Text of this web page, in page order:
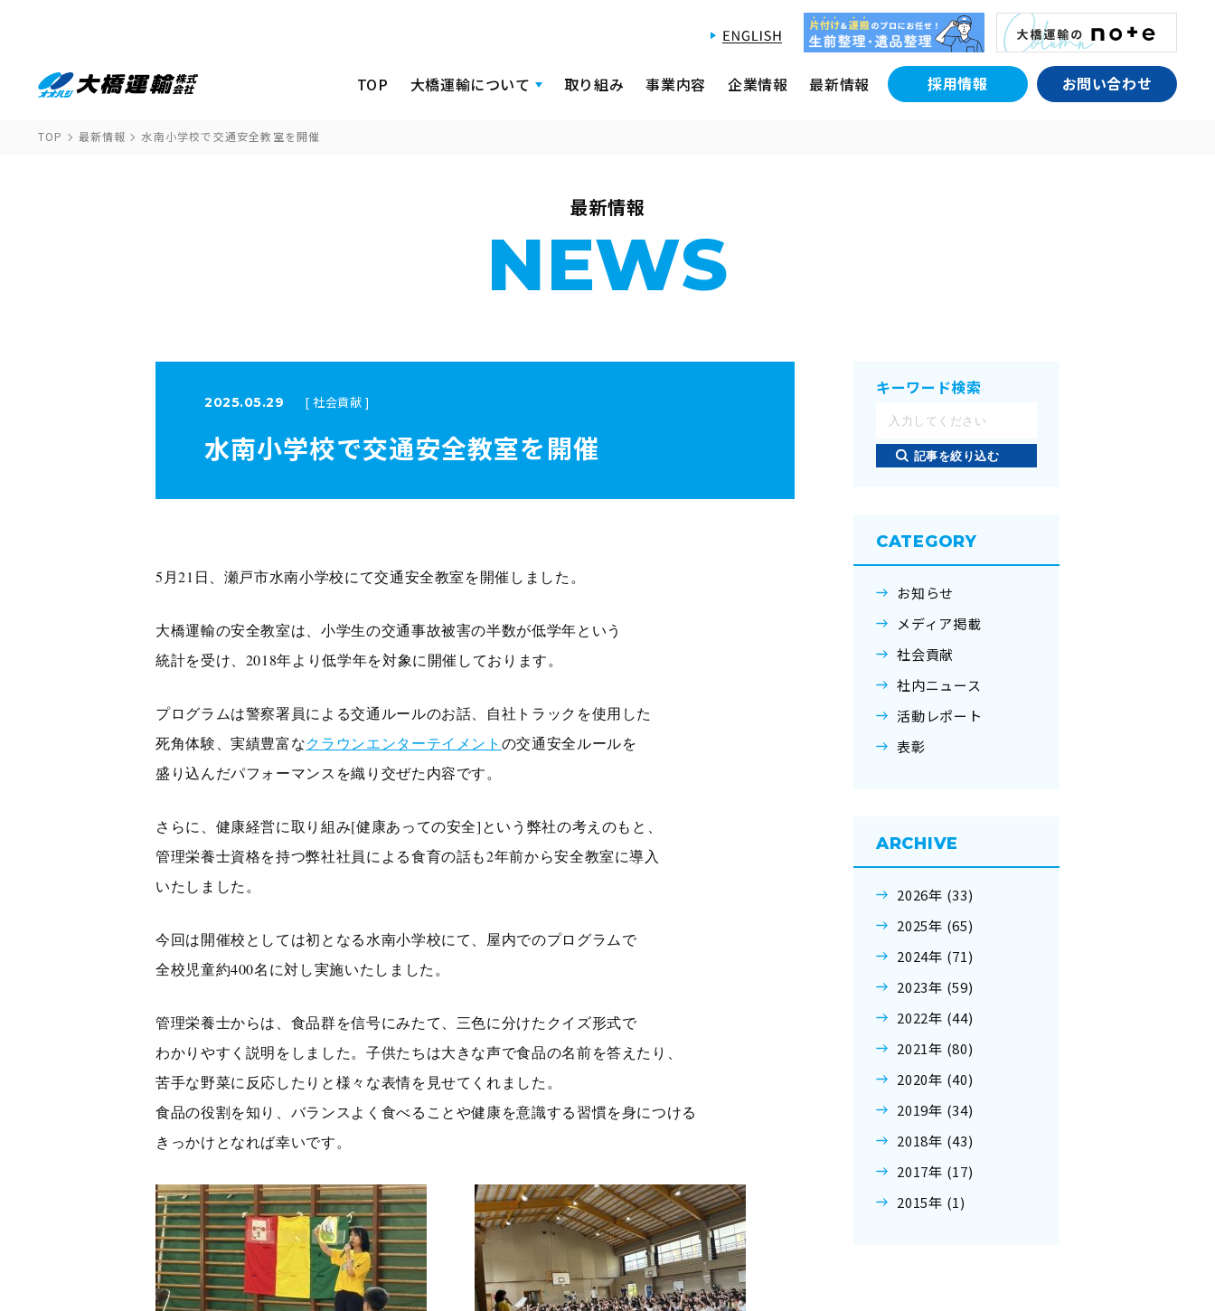
TOP 大橋運輸について 取り組み 事業内容 企業情報 最新情報 採用情報 お問い合わせ
TOP 最新情報 水南小学校で交通安全教室を開催
最新情報
NEWS
2025.05.29 [ 社会貢献 ]
水南小学校で交通安全教室を開催
5月21日、瀬戸市水南小学校にて交通安全教室を開催しました。
大橋運輸の安全教室は、小学生の交通事故被害の半数が低学年という
統計を受け、2018年より低学年を対象に開催しております。
プログラムは警察署員による交通ルールのお話、自社トラックを使用した
死角体験、実績豊富なクラウンエンターテイメント の交通安全ルールを
盛り込んだパフォーマンスを織り交ぜた内容です。
さらに、健康経営に取り組み[健康あっての安全]という弊社の考えのもと、
管理栄養士資格を持つ弊社社員による食育の話も2年前から安全教室に導入
いたしました。
今回は開催校としては初となる水南小学校にて、屋内でのプログラムで
全校児童約400名に対し実施いたしました。
管理栄養士からは、食品群を信号にみたて、三色に分けたクイズ形式で
わかりやすく説明をしました。子供たちは大きな声で食品の名前を答えたり、
苦手な野菜に反応したりと様々な表情を見せてくれました。
食品の役割を知り、バランスよく食べることや健康を意識する習慣を身につける
きっかけとなれば幸いです。
キーワード検索
記事を絞り込む
CATEGORY
お知らせ
メディア掲載
社会貢献
社内ニュース
活動レポート
表彰
ARCHIVE
2026年 (33)
2025年 (65)
2024年 (71)
2023年 (59)
2022年 (44)
2021年 (80)
2020年 (40)
2019年 (34)
2018年 (43)
2017年 (17)
2015年 (1)